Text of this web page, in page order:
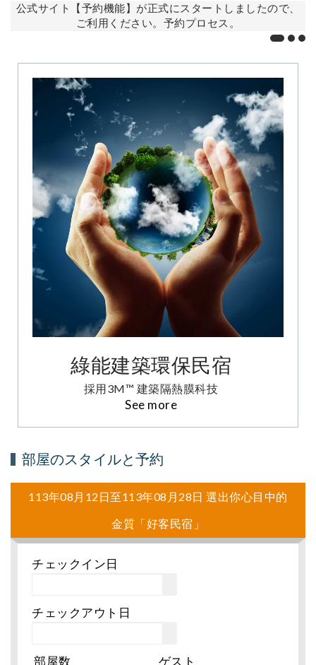
公式サイト【予約機能】が正式にスタートしましたので、
ご利用ください。予約プロセス。
公式
綠能建築環保民宿
採用3M™ 建築隔熱膜科技
See more
部屋のスタイルと予約
113年08月12日至113年08月28日 選出你心目中的
金質「好客民宿」
チェックイン日
チェックアウト日
部屋数 ゲスト